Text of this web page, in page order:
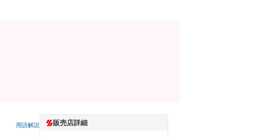
用語解説 販売店詳細